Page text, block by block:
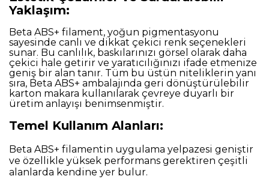
Yaklaşım:
Beta ABS+ filament, yoğun pigmentasyonu
sayesinde canlı ve dikkat çekici renk seçenekleri
sunar. Bu canlılık, baskılarınızı görsel olarak daha
çekici hale getirir ve yaratıcılığınızı ifade etmenize
geniş bir alan tanır. Tüm bu üstün niteliklerin yanı
sıra, Beta ABS+ ambalajında geri dönüştürülebilir
karton makara kullanılarak çevreye duyarlı bir
üretim anlayışı benimsenmiştir.
Temel Kullanım Alanları:
Beta ABS+ filamentin uygulama yelpazesi geniştir
ve özellikle yüksek performans gerektiren çeşitli
alanlarda kendine yer bulur.